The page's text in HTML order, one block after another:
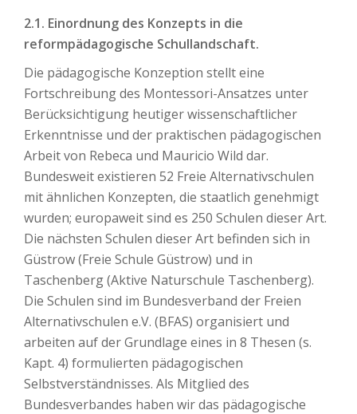
2.1. Einordnung des Konzepts in die
reformpädagogische Schullandschaft.
Die pädagogische Konzeption stellt eine
Fortschreibung des Montessori-Ansatzes unter
Berücksichtigung heutiger wissenschaftlicher
Erkenntnisse und der praktischen pädagogischen
Arbeit von Rebeca und Mauricio Wild dar.
Bundesweit existieren 52 Freie Alternativschulen
mit ähnlichen Konzepten, die staatlich genehmigt
wurden; europaweit sind es 250 Schulen dieser Art.
Die nächsten Schulen dieser Art befinden sich in
Güstrow (Freie Schule Güstrow) und in
Taschenberg (Aktive Naturschule Taschenberg).
Die Schulen sind im Bundesverband der Freien
Alternativschulen e.V. (BFAS) organisiert und
arbeiten auf der Grundlage eines in 8 Thesen (s.
Kapt. 4) formulierten pädagogischen
Selbstverständnisses. Als Mitglied des
Bundesverbandes haben wir das pädagogische